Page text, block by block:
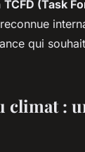
TCFD (Task
qui
climat :